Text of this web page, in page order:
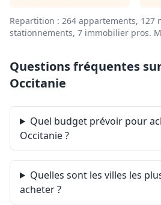
comprenant 139,89 € TTC pour l'état des lieux. Loyer de
base 430.00 €/mois. Provision sur
annuelles d'énergie pour un
382.00 € et 516.00 € sur les années
risques auxquels ce bien est
sur le site Géorisques :
Retrouvez tous nos biens sur
Repartition : 264 appartements, 127
stationnements, 7 immobilier pros.
Questions fréquentes
Occitanie
Quel budget prévoir pour
Occitanie ?
Quelles sont les villes les
acheter ?